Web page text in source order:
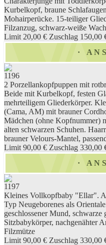
Kurbelkopf, braune
Mohairperücke. 15-teiliger
Filzanzug, schwarz-weiße
Limit 20,00 € Zuschlag 150,00
1196
2 Porzellankopfpuppen mit
Beide mit Kurbelkopf, festen
mehrteiligem Gliederkörper.
(Cama, AM) mit brauner
Mädchen (ohne Kopfnummer)
alten schwarzen Schuhen.
brauner Velours-Mantel,
Limit 90,00 € Zuschlag 330,00
1197
Kleines Vollkopfbaby "Ellar".
Typ Neugeborenes als
geschlossener Mund,
Sitzbabykörper, nachgenähter
Filzmütze
Limit 90,00 € Zuschlag 330,00